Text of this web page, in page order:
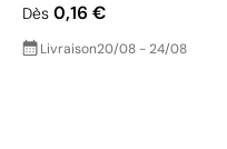
Dès 0,16 €
Livraison20/08 - 24/08